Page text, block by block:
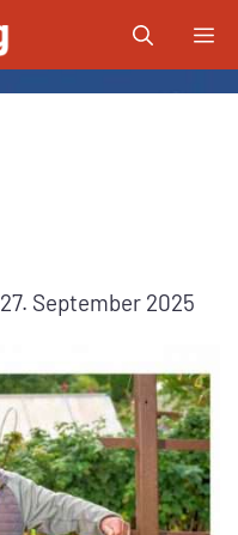
27. September 2025